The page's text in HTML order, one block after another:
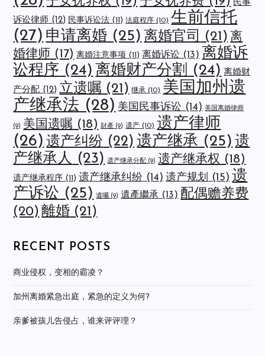
民事
诉讼律师 (12) 民事诉讼法 (11) 法庭程序 (10) 生前信托
(27) 申请离婚 (25) 离婚官司 (21) 离
婚律师 (17) 离婚注意事项 (11) 离婚诉讼 (13) 离婚诉
讼程序 (24) 离婚财产分割 (24) 离婚财
产分配 (12) 立遗嘱 (21) 继承 (10) 美国加州遗
产继承法 (28) 美国民事诉讼 (14) 美国离婚律师
(9) 美国遗嘱 (18) 財產 (9) 遗产 (10) 遗产律师
(26) 遗产纠纷 (22) 遗产继承 (25) 遗
产继承人 (23) 遗产继承分配 (9) 遗产继承权 (18)
遗产继承程序 (11) 遗产继承纠纷 (14) 遗产规划 (15) 遗
产诉讼 (25) 遺囑 (9) 遺產繼承 (13) 配偶赡养费
(20) 離婚 (21)
RECENT POSTS
商业侵权，变相的霸凌？
加州离婚紧急出庭，紧急的定义为何?
亲爹被孩儿告侵占，谁来评评理？